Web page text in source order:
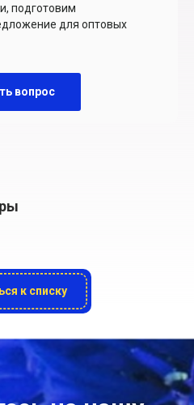
подготовим
для оптовых
вопрос
к списку